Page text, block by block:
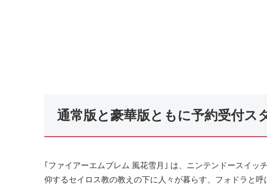
通常版と豪華版ともに予約受付ス
｢ファイアーエムブレム 風花雪月｣ は、ニンテンドースイ
仰するセイロス教の教えの下に人々が暮らす、フォドラと